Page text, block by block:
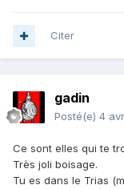
Citer
gadin
Posté(e) 4
Ce sont elles qui te
Très joli boisage.
Tu es dans le Trias